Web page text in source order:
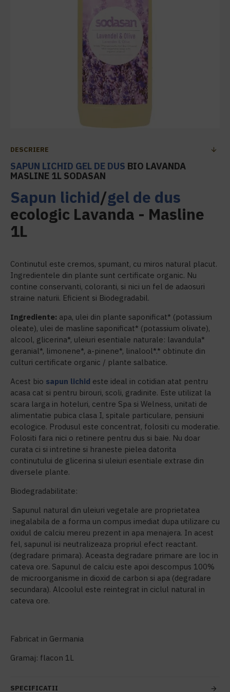
DESCRIERE
SAPUN LICHID GEL DE DUS BIO LAVANDA
MASLINE 1L SODASAN
Sapun lichid/gel de dus
ecologic Lavanda - Masline
1L
Continutul este cremos, spumant, cu miros natural placut.
Ingredientele din plante sunt certificate organic. Nu
contine conservanti, coloranti, si nici un fel de adaosuri
straine naturii. Eficient si Biodegradabil.
Ingrediente: apa, ulei din plante saponificat* (potassium
oleate), ulei de masline saponificat* (potassium olivate),
alcool, glicerina*, uleiuri esentiale naturale: lavandula*
geranial*, limonene*, a-pinene*, linalool*.* obtinute din
culturi certificate organic / plante salbatice.
Acest bio sapun lichid este ideal in cotidian atat pentru
acasa cat si pentru birouri, scoli, gradinite. Este utilizat la
scara larga in hoteluri, centre Spa si Welness, unitati de
alimentatie pubica clasa I, spitale particulare, pensiuni
ecologice. Produsul este concentrat, folositi cu moderatie.
Folositi fara nici o retinere pentru dus si baie. Nu doar
curata ci si intretine si hraneste pielea datorita
continutului de glicerina si uleiuri esentiale extrase din
diversele plante.
Biodegradabilitate:
Sapunul natural din uleiuri vegetale are proprietatea
inegalabila de a forma un compus imediat dupa utilizare cu
oxidul de calciu mereu prezent in apa menajera. In acest
fel, sapunul isi neutralizeaza propriul efect reactant.
(degradare primara). Aceasta degradare primare are loc in
cateva ore. Sapunul de calciu este apoi descompus 100%
de microorganisme in dioxid de carbon si apa (degradare
secundara). Alcoolul este reintegrat in ciclul natural in
cateva ore.
Fabricat in Germania
Gramaj: flacon 1L
SPECIFICATII